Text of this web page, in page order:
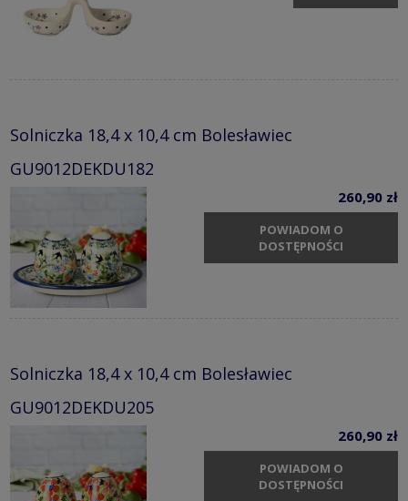
Solniczka 18,4 x 10,4 cm Bolesławiec
GU9012DEKDU182
260,90 zł
POWIADOM O
DOSTĘPNOŚCI
Solniczka 18,4 x 10,4 cm Bolesławiec
GU9012DEKDU205
260,90 zł
POWIADOM O
DOSTĘPNOŚCI